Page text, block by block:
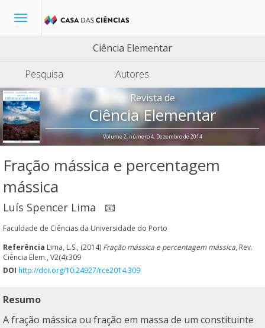
Toggle
Ciência Elementar
Pesquisa
Autores
Revista de
Ciência Elementar
Volume 2, número 4, Dezembro de 2014
Fração mássica e percentagem
mássica
Luís Spencer Lima 📧
Faculdade de Ciências da Universidade do Porto
Referência Lima, L.S., (2014) Fração mássica e percentagem mássica, Rev.
Ciência Elem., V2(4):309
DOI http://doi.org/10.24927/rce2014.309
Resumo
A fração mássica ou fração em massa de um constituinte